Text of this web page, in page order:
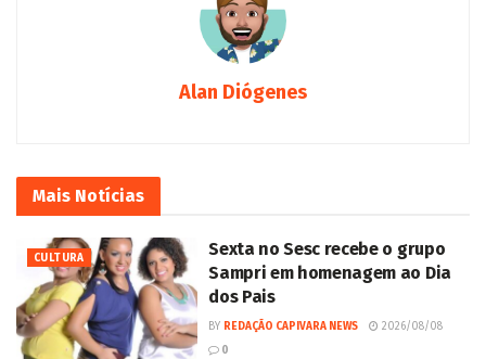
Alan Diógenes
Mais Notícias
CULTURA
Sexta no Sesc recebe o grupo
Sampri em homenagem ao Dia
dos Pais
BY REDAÇÃO CAPIVARA NEWS
2026/08/08
0